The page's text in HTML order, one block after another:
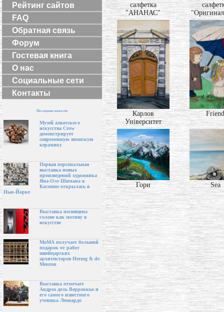
Рейтинг сайтов
FAQ
Обратная связь
Форум
Гостевая книга
О нас
Социальные сети
Контакты
Последние новости
Музей азиатского
искусства Crow
демонстрирует
современную японскую
керамику
Первая персональная
выставка новых
произведений художника
Яна-Оле Шимана в
Касмине открылась в
Нью-Йорке
Выставка посвящена
голове как мотиву в
искусстве
МоМА получает большой
подарок от работ
швейцарских
архитекторов Herzog & de
Meuron
Выставка отмечает
Андреа дель Верроккьо и
его самого известного
ученика Леонардо
салфетка
"АНАНАС"
Карлов
Університет
Гори Sea